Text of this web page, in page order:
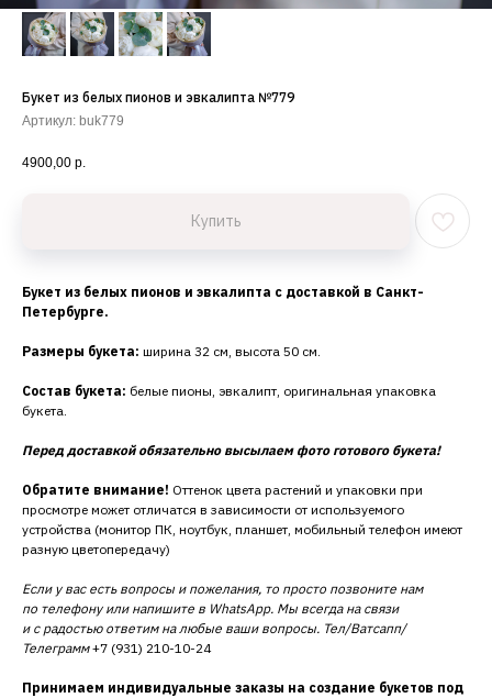
Букет из белых пионов и эвкалипта №779
Артикул: buk779
4900,00 р.
Купить
Букет из белых пионов и эвкалипта с доставкой в Санкт-
Петербурге.
Размеры букета: ширина 32 см, высота 50 см.
Состав букета: белые пионы, эвкалипт, оригинальная упаковка
букета.
Перед доставкой обязательно высылаем фото готового букета!
Обратите внимание! Оттенок цвета растений и упаковки при
просмотре может отличатся в зависимости от используемого
устройства (монитор ПК, ноутбук, планшет, мобильный телефон имеют
разную цветопередачу)
Если у вас есть вопросы и пожелания, то просто позвоните нам
по телефону или напишите в WhatsApp. Мы всегда на связи
и с радостью ответим на любые ваши вопросы. Тел/Ватсапп/
Телеграмм+7 (931) 210-10-24
Принимаем индивидуальные заказы на создание букетов под